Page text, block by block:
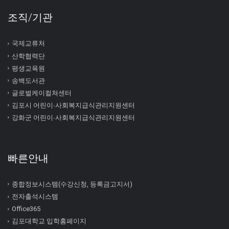
조직/기관
국제교류처
산학협력단
평생교육원
송백도서관
글로벌케이컬쳐센터
김포시 어린이∙사회복지급식관리지원센터
강화군 어린이∙사회복지급식관리지원센터
빠른안내
종합정보시스템(수강신청, 등록금고지서)
전자출석시스템
Office365
김포대학교 입학홈페이지